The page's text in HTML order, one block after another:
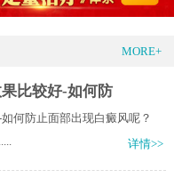
MORE+
比较好-如何防
何防止面部出现白癜风呢？
详情>>